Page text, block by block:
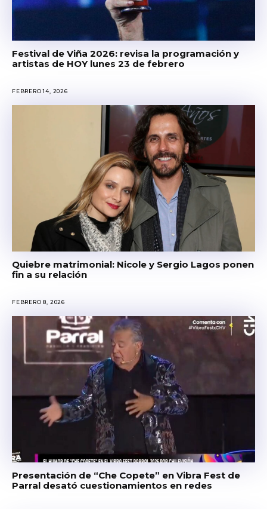
Festival de Viña 2026: revisa la programación y
artistas de HOY lunes 23 de febrero
FEBRERO 14, 2026
Quiebre matrimonial: Nicole y Sergio Lagos ponen
fin a su relación
FEBRERO 8, 2026
Presentación de “Che Copete” en Vibra Fest de
Parral desató cuestionamientos en redes